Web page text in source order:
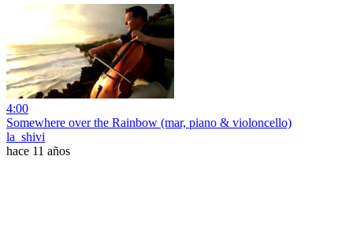
4:00
Somewhere over the Rainbow (mar, piano & violoncello)
la_shivi
hace 11 años